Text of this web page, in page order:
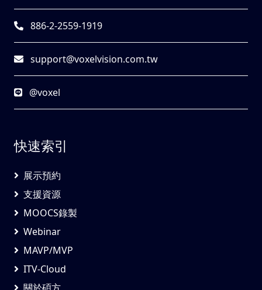
886-2-2559-1919
support@voxelvision.com.tw
@voxel
快速索引
展示預約
支援資源
MOOCS錄製
Webinar
MAVP/MVP
ITV-Cloud